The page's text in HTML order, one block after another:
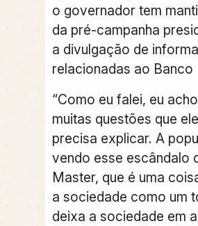
o governador tem
da pré-campanha
a divulgação de
relacionadas ao Banco
“Como eu falei, eu
muitas questões que
precisa explicar. A
vendo esse escândalo
Master, que é uma
a sociedade como um
deixa a sociedade em